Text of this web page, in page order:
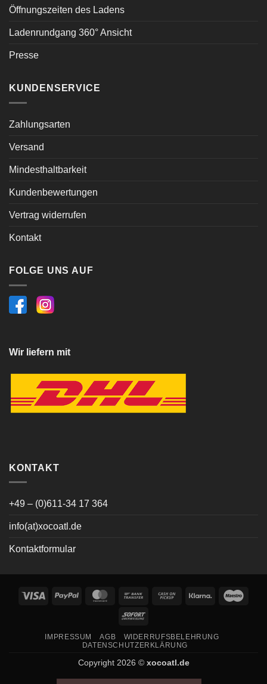
Öffnungszeiten des Ladens
Ladenrundgang 360° Ansicht
Presse
KUNDENSERVICE
Zahlungsarten
Versand
Mindesthaltbarkeit
Kundenbewertungen
Vertrag widerrufen
Kontakt
FOLGE UNS AUF
Wir liefern mit
KONTAKT
+49 – (0)611-34 17 364
info(at)xocoatl.de
Kontaktformular
Visa PayPal MasterCardBank
Cash
Klarna
Sofort
IMPRESSUM AGB
WIDERRUFSBELEHRUNG
DATENSCHUTZERKLÄRUNG
Copyright 2026 © xocoatl.de